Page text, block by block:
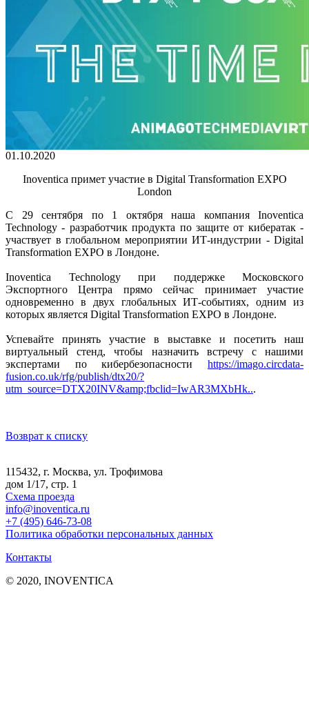
01.10.2020
Inoventica примет участие в Digital Transformation EXPO
London
С 29 сентября по 1 октября наша компания Inoventica
Technology - разработчик продукта по защите от кибератак -
участвует в глобальном мероприятии ИТ-индустрии - Digital
Transformation EXPO в Лондоне.
Inoventica Technology при поддержке Московского
Экспортного Центра прямо сейчас принимает участие
одновременно в двух глобальных ИТ-событиях, одним из
которых является Digital Transformation EXPO в Лондоне.
Успевайте принять участие в выставке и посетить наш
виртуальный стенд, чтобы назначить встречу с нашими
экспертами по кибербезопасности https://imago.circdata-
fusion.co.uk/rfg/publish/dtx20/?
utm_source=DTX20INV&amp;fbclid=IwAR3MXbHk...
Возврат к списку
115432, г. Москва, ул. Трофимова
дом 1/17, стр. 1
Схема проезда
info@inoventica.ru
+7 (495) 646-73-08
Политика обработки персональных данных
Контакты
© 2020, INOVENTICA